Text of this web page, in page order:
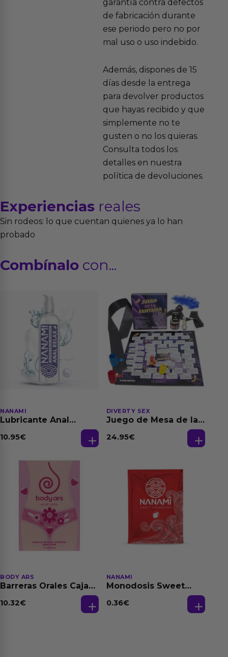
garantía contra defectos
de fabricación durante
ese periodo pero no por
mal uso o uso indebido.
Además, dispones de 15
días desde la entrega
para devolver productos
que hayas recibido y que
simplemente no te
gusten o no los quieras.
Consulta todos los
detalles en nuestra
política de devoluciones.
Experiencias reales
Sin rodeos: lo que cuentan quienes ya lo han
probado
Combínalo con...
NANAMI
Lubricante Anal
Dilatación Base Agua
10.95€
DIVERTY SEX
Juego de Mesa de las
24.95€
BODY ARS
Barreras Orales Caja
10.32€
NANAMI
Monodosis Sweet
Base Agua 4 ml
0.36€